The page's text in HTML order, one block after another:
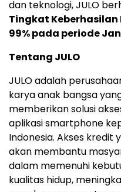
dan teknologi, JULO
Tingkat Keberhasilan
99% pada periode
Tentang JULO
JULO adalah
karya anak bangsa
memberikan solusi
aplikasi smartphone
Indonesia. Akses kredit
akan membantu
dalam memenuhi
kualitas hidup,